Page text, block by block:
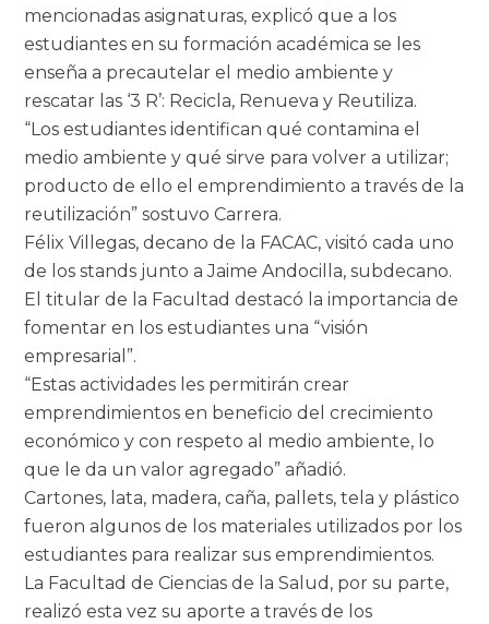
mencionadas asignaturas, explicó que a los
estudiantes en su formación académica se les
enseña a precautelar el medio ambiente y
rescatar las ‘3 R’: Recicla, Renueva y Reutiliza.
“Los estudiantes identifican qué contamina el
medio ambiente y qué sirve para volver a utilizar;
producto de ello el emprendimiento a través de la
reutilización” sostuvo Carrera.
Félix Villegas, decano de la FACAC, visitó cada uno
de los stands junto a Jaime Andocilla, subdecano.
El titular de la Facultad destacó la importancia de
fomentar en los estudiantes una “visión
empresarial”.
“Estas actividades les permitirán crear
emprendimientos en beneficio del crecimiento
económico y con respeto al medio ambiente, lo
que le da un valor agregado” añadió.
Cartones, lata, madera, caña, pallets, tela y plástico
fueron algunos de los materiales utilizados por los
estudiantes para realizar sus emprendimientos.
La Facultad de Ciencias de la Salud, por su parte,
realizó esta vez su aporte a través de los